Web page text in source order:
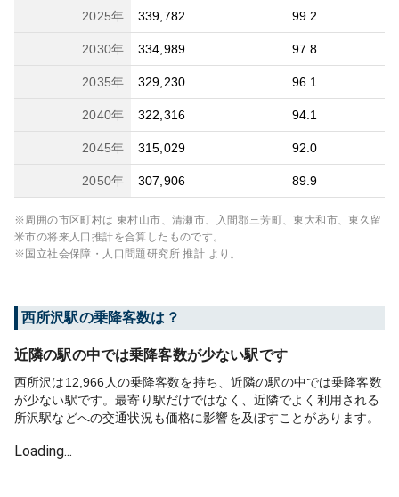
2025年 339,782 99.2
2030年 334,989 97.8
2035年 329,230 96.1
2040年 322,316 94.1
2045年 315,029 92.0
2050年 307,906 89.9
※周囲の市区町村は 東村山市、清瀬市、入間郡三芳町、東大和市、東久留
米市の将来人口推計を合算したものです。
※国立社会保障・人口問題研究所 推計 より。
西所沢駅の乗降客数は？
近隣の駅の中では乗降客数が少ない駅です
西所沢は12,966人の乗降客数を持ち、近隣の駅の中では乗降客数
が少ない駅です。最寄り駅だけではなく、近隣でよく利用される
所沢駅などへの交通状況も価格に影響を及ぼすことがあります。
Loading...